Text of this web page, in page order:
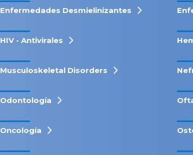
Enfermedades Desmielinizantes
HIV - Antivirales
Musculoskeletal Disorders
Odontología
Oncología